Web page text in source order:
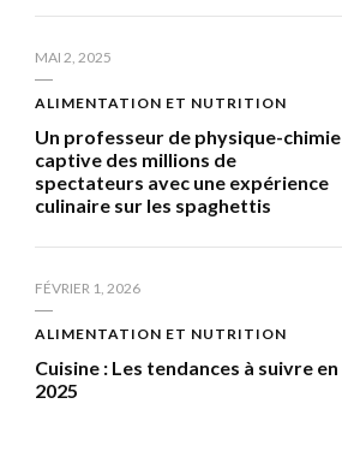
MAI 2, 2025
ALIMENTATION ET NUTRITION
Un professeur de physique-chimie
captive des millions de
spectateurs avec une expérience
culinaire sur les spaghettis
FÉVRIER 1, 2026
ALIMENTATION ET NUTRITION
Cuisine : Les tendances à suivre en
2025